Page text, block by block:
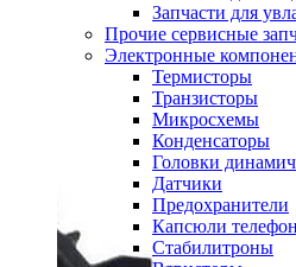
Запчасти для
Прочие сервисные
Электронные
Термисторы
Транзисторы
Микросхемы
Конденсаторы
Головки
Датчики
Предохранители
Капсюли
Стабилитроны